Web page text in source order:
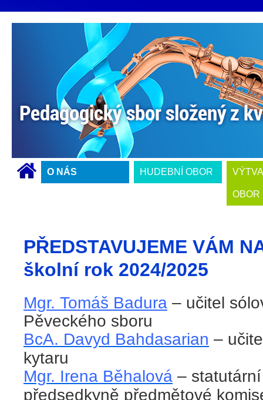
O NÁS HUDEBNÍ OBOR
OBOR
PŘEDSTAVUJEME VÁM
školní rok 2024/2025
Mgr. Tomáš Badura – učitel
Pěveckého sboru
BcA. Davyd Bahdasarian –
kytaru
Mgr. Irena Běhalová –
předsedkyně předmětové